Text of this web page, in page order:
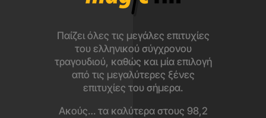
Παίζει όλες τις μεγάλες επιτυχίες
του ελληνικού σύγχρονου
τραγουδιού, καθώς και μία επιλογή
από τις μεγαλύτερες ξένες
επιτυχίες του σήμερα.
Ακούς… τα καλύτερα στους 98,2